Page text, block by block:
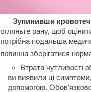
Зупинивши
огляньте рану, щоб
потрібна подальша
повинна зберігатися
Втрата чутливості
ви виявили ці
допомогою.